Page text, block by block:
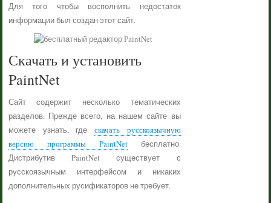
Для того чтобы восполнить недостаток
информации был создан этот сайт.
Скачать и установить
PaintNet
Сайт содержит несколько тематических
разделов. Прежде всего, на нашем сайте вы
можете узнать, где скачать русскоязычную
версию программы PaintNetбесплатно.
Дистрибутив PaintNet существует с
русскоязычным интерфейсом и никаких
дополнительных русификаторов не требует.